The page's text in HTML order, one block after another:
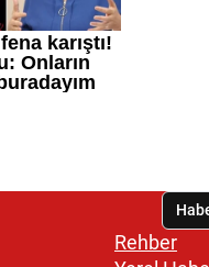
Rehber